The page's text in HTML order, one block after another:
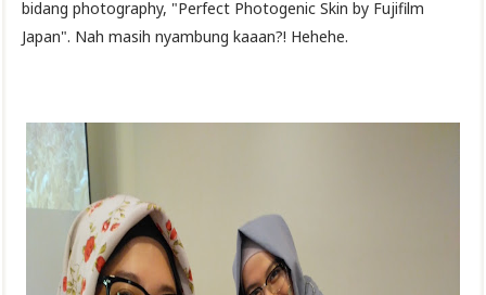
bidang photography, "Perfect Photogenic Skin by Fujifilm
Japan". Nah masih nyambung kaaan?! Hehehe.